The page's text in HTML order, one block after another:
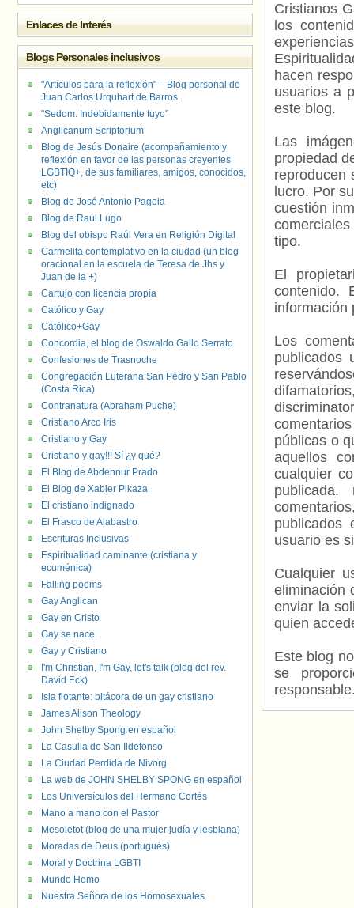
Cristianos
los
hacen
usuarios a
este blog.
Las
propiedad
reproducen
lucro. Por
cuestión
tipo.
El
contenido.
información
Los
publicados
públicas o
aquellos
cualquier
usuario es
Cualquier
eliminación
enviar la
quien
Este blog
se
Enlaces de Interés
Blogs Personales inclusivos
"Artículos para la reflexión" – Blog personal de
Juan Carlos Urquhart de Barros.
"Sedom. Indebidamente tuyo"
Anglicanum Scriptorium
Blog de Jesús Donaire (acompañamiento y
reflexión en favor de las personas creyentes
LGBTIQ+, de sus familiares, amigos, conocidos,
etc)
Blog de José Antonio Pagola
Blog de Raúl Lugo
Blog del obispo Raúl Vera en Religión Digital
Carmelita contemplativo en la ciudad (un blog
oracional en la escuela de Teresa de Jhs y
Juan de la +)
Cartujo con licencia propia
Católico y Gay
Católico+Gay
Concordia, el blog de Oswaldo Gallo Serrato
Confesiones de Trasnoche
Congregación Luterana San Pedro y San Pablo
(Costa Rica)
Contranatura (Abraham Puche)
Cristiano Arco Iris
Cristiano y Gay
Cristiano y gay!!! Sí ¿y qué?
El Blog de Abdennur Prado
El Blog de Xabier Pikaza
El cristiano indignado
El Frasco de Alabastro
Escrituras Inclusivas
Espiritualidad caminante (cristiana y
ecuménica)
Falling poems
Gay Anglican
Gay en Cristo
Gay se nace.
Gay y Cristiano
I'm Christian, I'm Gay, let's talk (blog del rev.
David Eck)
Isla flotante: bitácora de un gay cristiano
James Alison Theology
John Shelby Spong en español
La Casulla de San Ildefonso
La Ciudad Perdida de Nivorg
La web de JOHN SHELBY SPONG en español
Los Universículos del Hermano Cortés
Mano a mano con el Pastor
Mesoletot (blog de una mujer judía y lesbiana)
Moradas de Deus (portugués)
Moral y Doctrina LGBTI
Mundo Homo
Nuestra Señora de los Homosexuales